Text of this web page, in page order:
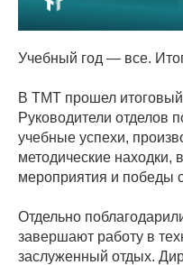
Учебный год — все.
В ТМТ прошел итоговый
Руководители отделов
учебные успехи,
методические находки,
мероприятия и победы
Отдельно
завершают работу в
заслуженный отдых.